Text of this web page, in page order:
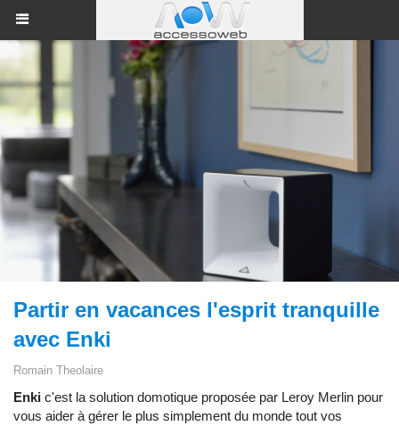
Partir en vacances l'esprit tranquille
avec Enki
Romain Theolaire
Enki c'est la solution domotique proposée par Leroy Merlin pour
vous aider à gérer le plus simplement du monde tout vos